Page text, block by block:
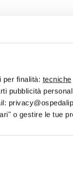
per finalità: tecniche
pubblicità
o gestire le tue